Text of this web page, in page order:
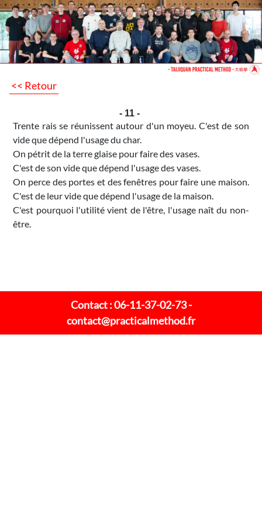
<< Retour
- 11 -
Trente rais se réunissent autour d'un moyeu. C'est de son
vide que dépend l'usage du char.
On pétrit de la terre glaise pour faire des vases.
C'est de son vide que dépend l'usage des vases.
On perce des portes et des fenêtres pour faire une maison.
C'est de leur vide que dépend l'usage de la maison.
C'est pourquoi l'utilité vient de l'être, l'usage naît du non-
être.
Contact : 06-11-37-02-73 -
contact@practicalmethod.fr